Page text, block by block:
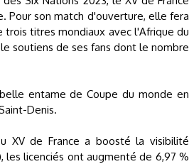
Pour son match d'ouverture, elle fera
titres mondiaux avec l'Afrique du
soutiens de ses fans dont le nombre
entame de Coupe du monde en
Denis.
XV de France a boosté la visibilité
les licenciés ont augmenté de 6,97 %